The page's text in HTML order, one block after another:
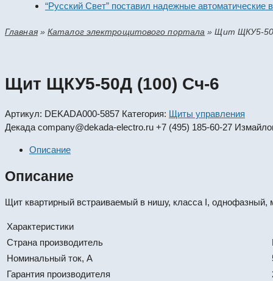
“Русский Свет” поставил надежные
Главная»Каталог электрощитового портала »Щит ЩКУ5-
Щит ЩКУ5-50Д (100) Сч-6
Артикул: DEKADA000-5857 Категория: Щиты управления
Декада company@dekada-electro.ru +7 (495) 185-60-27
Описание
Описание
Щит квартирный встраиваемый в нишу, класса I, однофазный,
Характеристики
Страна производитель
Номинальный ток, А
Гарантия производителя